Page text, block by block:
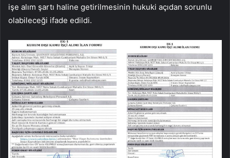
işe alım şartı haline getirilmesinin hukuki açıdan sorunlu
olabileceği ifade edildi.